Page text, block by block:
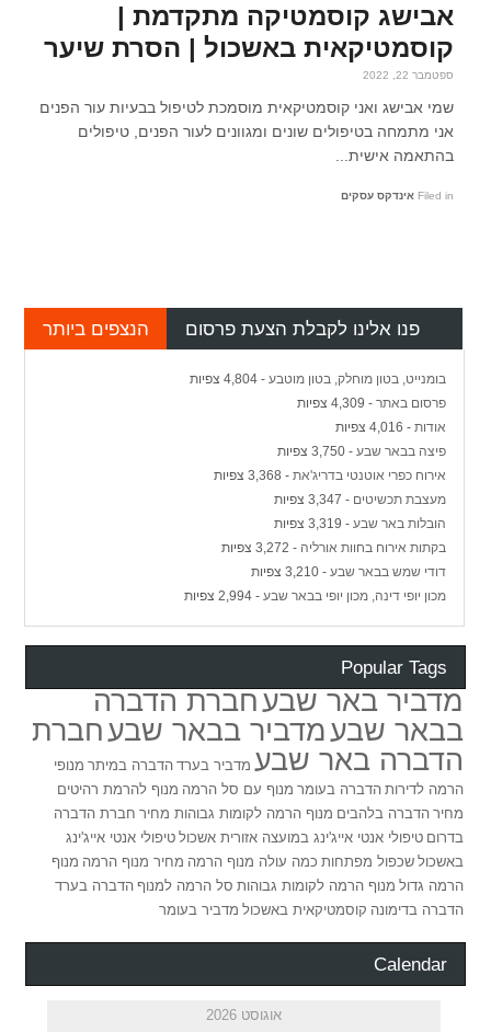
אבישג קוסמטיקה מתקדמת |
קוסמטיקאית באשכול | הסרת שיער
ספטמבר 22, 2022
שמי אבישג ואני קוסמטיקאית מוסמכת לטיפול בבעיות עור הפנים
אני מתמחה בטיפולים שונים ומגוונים לעור הפנים, טיפולים
בהתאמה אישית...
Filed in אינדקס עסקים
הנצפים ביותר פנו אלינו לקבלת הצעת פרסום
בומנייט, בטון מוחלק, בטון מוטבע - 4,804 צפיות
פרסום באתר - 4,309 צפיות
אודות - 4,016 צפיות
פיצה בבאר שבע - 3,750 צפיות
אירוח כפרי אוטנטי בדריג'את - 3,368 צפיות
מעצבת תכשיטים - 3,347 צפיות
הובלות באר שבע - 3,319 צפיות
בקתות אירוח בחוות אורליה - 3,272 צפיות
דודי שמש בבאר שבע - 3,210 צפיות
מכון יופי דינה, מכון יופי בבאר שבע - 2,994 צפיות
Popular Tags
מדביר באר שבעחברת הדברה
בבאר שבעמדביר בבאר שבעחברת
הדברה באר שבע מדביר בערד הדברה במיתר מנופי
הרמה לדירות הדברה בעומר מנוף עם סל הרמה מנוף להרמת רהיטים
מחיר הדברה בלהבים מנוף הרמה לקומות גבוהות מחיר חברת הדברה
בדרום טיפולי אנטי אייג'ינג במועצה אזורית אשכול טיפולי אנטי אייג'ינג
באשכול שכפול מפתחות כמה עולה מנוף הרמה מחיר מנוף הרמה מנוף
הרמה גדול מנוף הרמה לקומות גבוהות סל הרמה למנוף הדברה בערד
הדברה בדימונה קוסמטיקאית באשכול מדביר בעומר
Calendar
אוגוסט 2026